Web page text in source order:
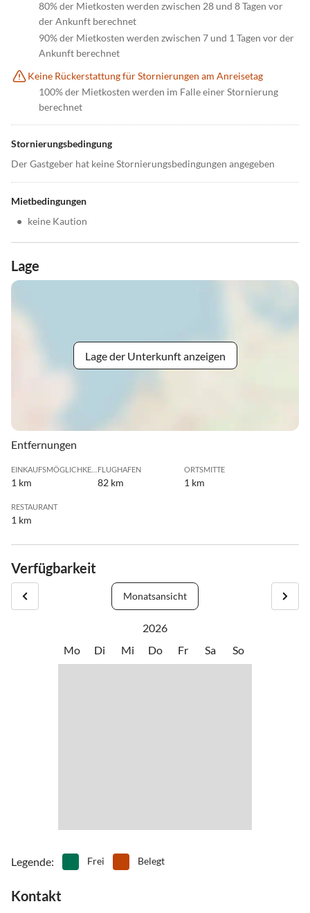
80% der Mietkosten werden zwischen 28 und 8 Tagen vor
der Ankunft berechnet
90% der Mietkosten werden zwischen 7 und 1 Tagen vor der
Ankunft berechnet
Keine Rückerstattung für Stornierungen am Anreisetag
100% der Mietkosten werden im Falle einer Stornierung
berechnet
Stornierungsbedingung
Der Gastgeber hat keine Stornierungsbedingungen angegeben
Mietbedingungen
• keine Kaution
Lage
Lage der Unterkunft anzeigen
Entfernungen
1 km
FLUGHAFEN
82 km
ORTSMITTE
1 km
RESTAURANT
1 km
Verfügbarkeit
Monatsansicht
2026
Mo
Di Mi Do Fr Sa So
Legende: Frei Belegt
Kontakt